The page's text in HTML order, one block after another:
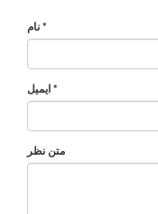
*
*
متن نظر